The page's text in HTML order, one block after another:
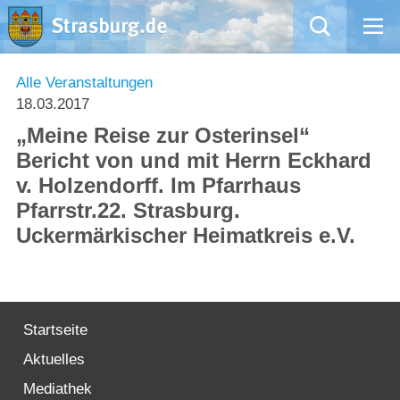
Mängelmeldung
Rathaus
Natur – Kultur – Tourismus
Willkommen in Strasburg (Uckermark)
Alle Veranstaltungen
18.03.2017
„Meine Reise zur Osterinsel“
Bericht von und mit Herrn Eckhard
v. Holzendorff. Im Pfarrhaus
Pfarrstr.22. Strasburg.
Uckermärkischer Heimatkreis e.V.
Startseite
Aktuelles
Mediathek